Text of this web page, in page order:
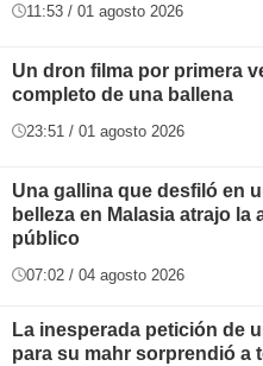
11:53 / 01 agosto 2026
Un dron filma por primera
completo de una ballena
23:51 / 01 agosto 2026
Una gallina que desfiló en
belleza en Malasia atrajo la
público
07:02 / 04 agosto 2026
La inesperada petición de
para su mahr sorprendió a